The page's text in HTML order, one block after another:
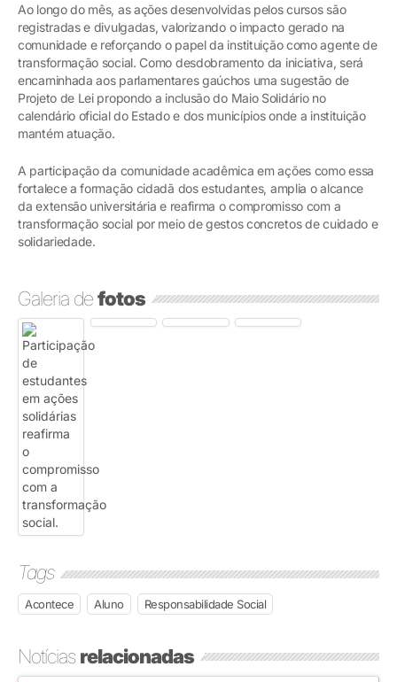
Ao longo do mês, as ações desenvolvidas pelos cursos são
registradas e divulgadas, valorizando o impacto gerado na
comunidade e reforçando o papel da instituição como agente de
transformação social. Como desdobramento da iniciativa, será
encaminhada aos parlamentares gaúchos uma sugestão de
Projeto de Lei propondo a inclusão do Maio Solidário no
calendário oficial do Estado e dos municípios onde a instituição
mantém atuação.
A participação da comunidade acadêmica em ações como essa
fortalece a formação cidadã dos estudantes, amplia o alcance
da extensão universitária e reafirma o compromisso com a
transformação social por meio de gestos concretos de cuidado e
solidariedade.
Galeria defotos
Tags
Acontece Aluno Responsabilidade Social
Notíciasrelacionadas